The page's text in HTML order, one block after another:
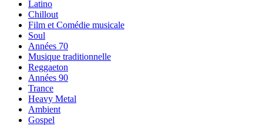
Latino
Chillout
Film et Comédie musicale
Soul
Années 70
Musique traditionnelle
Reggaeton
Années 90
Trance
Heavy Metal
Ambient
Gospel